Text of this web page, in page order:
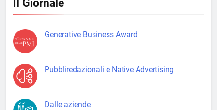
Il Giornale
Generative Business Award
Pubbliredazionali e Native Advertising
Dalle aziende